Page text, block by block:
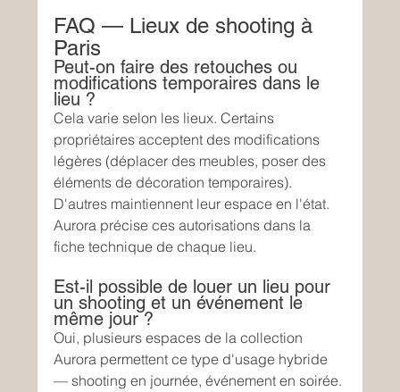
FAQ — Lieux de shooting à
Paris
Peut-on faire des retouches ou
modifications temporaires dans le
lieu ?
Cela varie selon les lieux. Certains
propriétaires acceptent des modifications
légères (déplacer des meubles, poser des
éléments de décoration temporaires).
D'autres maintiennent leur espace en l'état.
Aurora précise ces autorisations dans la
fiche technique de chaque lieu.
Est-il possible de louer un lieu pour
un shooting et un événement le
même jour ?
Oui, plusieurs espaces de la collection
Aurora permettent ce type d'usage hybride
— shooting en journée, événement en soirée.